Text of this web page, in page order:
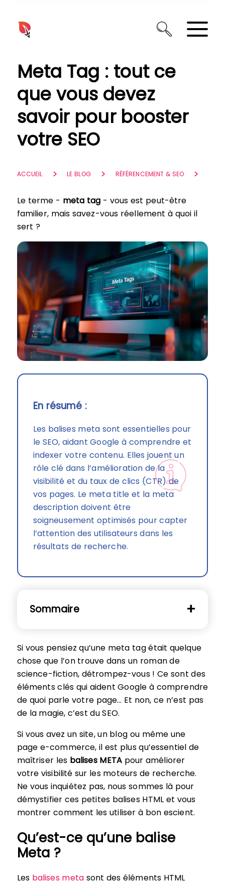
Meta Tag : tout ce
que vous devez
savoir pour booster
votre SEO
ACCUEIL LE BLOG RÉFÉRENCEMENT & SEO
Le terme - meta tag - vous est peut-être
familier, mais savez-vous réellement à quoi il
sert ?
En résumé :
Les balises meta sont essentielles pour
le SEO, aidant Google à comprendre et
indexer votre contenu. Elles jouent un
rôle clé dans l’amélioration de la
visibilité et du taux de clics (CTR) de
vos pages. Le meta title et la meta
description doivent être
soigneusement optimisés pour capter
l’attention des utilisateurs dans les
résultats de recherche.
Sommaire
Si vous pensiez qu’une meta tag était quelque
chose que l’on trouve dans un roman de
science-fiction, détrompez-vous ! Ce sont des
éléments clés qui aident Google à comprendre
de quoi parle votre page… Et non, ce n’est pas
de la magie, c’est du SEO.
Si vous avez un site, un blog ou même une
page e-commerce, il est plus qu’essentiel de
maîtriser les balises META pour améliorer
votre visibilité sur les moteurs de recherche.
Ne vous inquiétez pas, nous sommes là pour
démystifier ces petites balises HTML et vous
montrer comment les utiliser à bon escient.
Qu’est-ce qu’une balise
Meta ?
Les balises meta sont des éléments HTML